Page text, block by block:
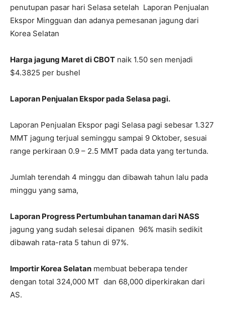
penutupan pasar hari Selasa setelah Laporan Penjualan
Ekspor Mingguan dan adanya pemesanan jagung dari
Korea Selatan
Harga jagung Maret di CBOT naik 1.50 sen menjadi
$4.3825 per bushel
Laporan Penjualan Ekspor pada Selasa pagi.
Laporan Penjualan Ekspor pagi Selasa pagi sebesar 1.327
MMT jagung terjual seminggu sampai 9 Oktober, sesuai
range perkiraan 0.9 – 2.5 MMT pada data yang tertunda.
Jumlah terendah 4 minggu dan dibawah tahun lalu pada
minggu yang sama,
Laporan Progress Pertumbuhan tanaman dari NASS
jagung yang sudah selesai dipanen 96% masih sedikit
dibawah rata-rata 5 tahun di 97%.
Importir Korea Selatan membuat beberapa tender
dengan total 324,000 MT dan 68,000 diperkirakan dari
AS.